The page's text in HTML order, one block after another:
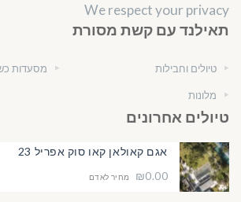
We respect your privacy
תאילנד עם קשת מסורת
טיולים וחבילות
מלונות
מסעדות
טיולים אחרונים
אגם קאולאן קאו סוק אפריל 23
₪0.00
מחיר לאדם